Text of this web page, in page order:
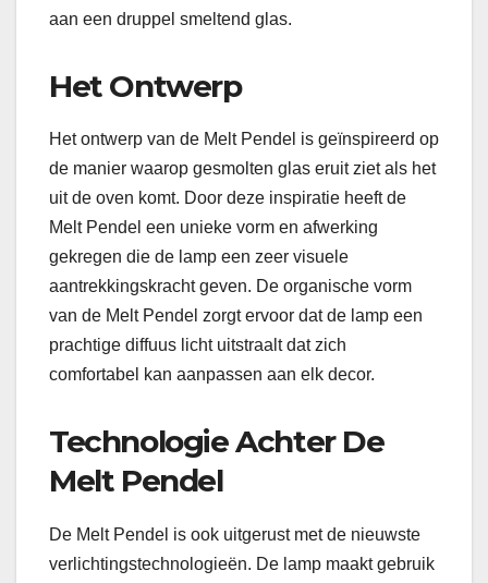
aan een druppel smeltend glas.
Het Ontwerp
Het ontwerp van de Melt Pendel is geïnspireerd op
de manier waarop gesmolten glas eruit ziet als het
uit de oven komt. Door deze inspiratie heeft de
Melt Pendel een unieke vorm en afwerking
gekregen die de lamp een zeer visuele
aantrekkingskracht geven. De organische vorm
van de Melt Pendel zorgt ervoor dat de lamp een
prachtige diffuus licht uitstraalt dat zich
comfortabel kan aanpassen aan elk decor.
Technologie Achter De
Melt Pendel
De Melt Pendel is ook uitgerust met de nieuwste
verlichtingstechnologieën. De lamp maakt gebruik